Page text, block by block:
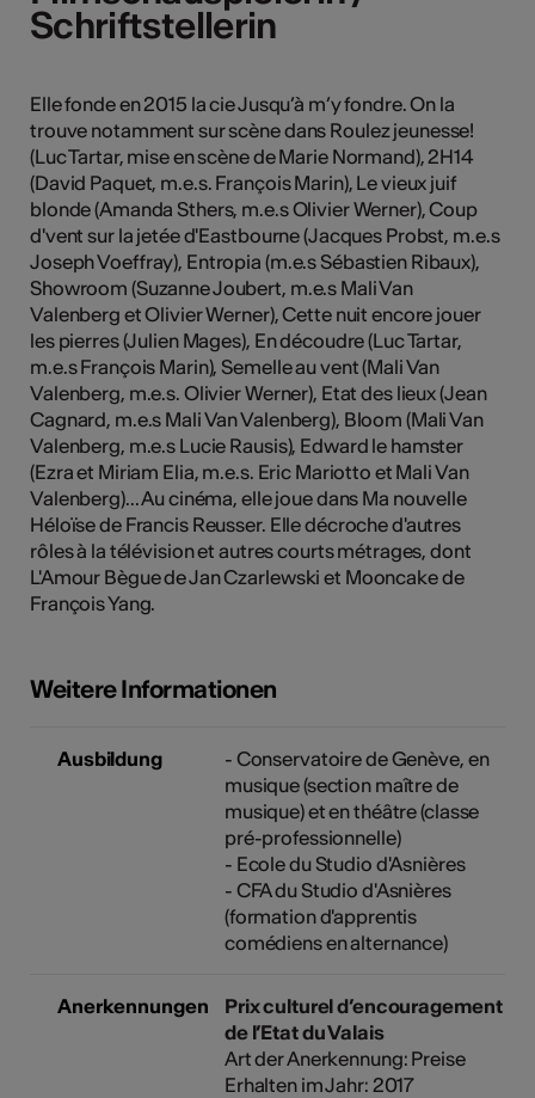
Schriftstellerin
Schriftstellerin
Elle fonde en 2015 la cie Jusqu’à m’y fondre. On la
trouve notamment sur scène dans Roulez jeunesse!
(Luc Tartar, mise en scène de Marie Normand), 2H14
(David Paquet, m.e.s. François Marin), Le vieux juif
blonde (Amanda Sthers, m.e.s Olivier Werner), Coup
d'vent sur la jetée d'Eastbourne (Jacques Probst, m.e.s
Joseph Voeffray), Entropia (m.e.s Sébastien Ribaux),
Showroom (Suzanne Joubert, m.e.s Mali Van
Valenberg et Olivier Werner), Cette nuit encore jouer
les pierres (Julien Mages), En découdre (Luc Tartar,
m.e.s François Marin), Semelle au vent (Mali Van
Valenberg, m.e.s. Olivier Werner), Etat des lieux (Jean
Cagnard, m.e.s Mali Van Valenberg), Bloom (Mali Van
Valenberg, m.e.s Lucie Rausis), Edward le hamster
(Ezra et Miriam Elia, m.e.s. Eric Mariotto et Mali Van
Valenberg)... Au cinéma, elle joue dans Ma nouvelle
Héloïse de Francis Reusser. Elle décroche d'autres
rôles à la télévision et autres courts métrages, dont
L'Amour Bègue de Jan Czarlewski et Mooncake de
François Yang.
Weitere Informationen
Ausbildung
- Conservatoire de Genève, en
musique (section maître de
musique) et en théâtre (classe
pré-professionnelle)
- Ecole du Studio d'Asnières
- CFA du Studio d'Asnières
(formation d'apprentis
comédiens en alternance)
Anerkennungen
Prix culturel d’encouragement
de l’Etat du Valais
Art der Anerkennung: Preise
Erhalten im Jahr: 2017